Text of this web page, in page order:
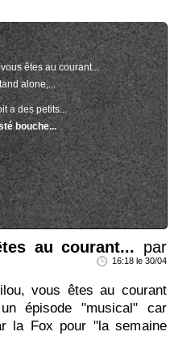
êtes au courant...
alone,...
a des petits...
bouche...
au courant... par
16:18 le 30/04
vous êtes au courant
épisode "musical" car
la Fox pour "la semaine